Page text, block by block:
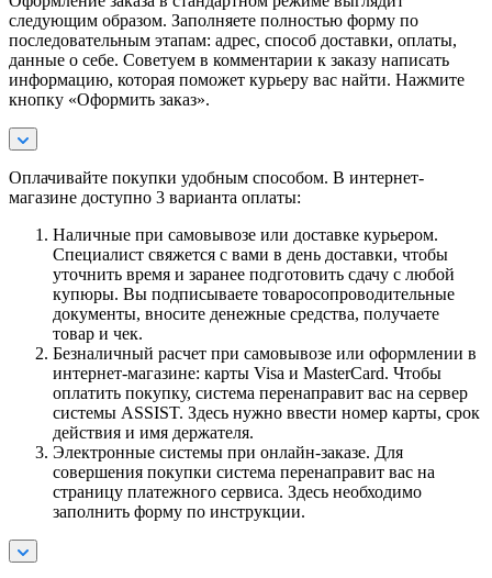
следующим образом. Заполняете полностью форму по
последовательным этапам: адрес, способ доставки, оплаты,
данные о себе. Советуем в комментарии к заказу написать
информацию, которая поможет курьеру вас найти. Нажмите
кнопку «Оформить заказ».
Оплачивайте покупки удобным способом. В интернет-
магазине доступно 3 варианта оплаты:
Наличные при самовывозе или доставке курьером.
Специалист свяжется с вами в день доставки, чтобы
уточнить время и заранее подготовить сдачу с любой
купюры. Вы подписываете товаросопроводительные
документы, вносите денежные средства, получаете
товар и чек.
Безналичный расчет при самовывозе или оформлении в
интернет-магазине: карты Visa и MasterCard. Чтобы
оплатить покупку, система перенаправит вас на сервер
системы ASSIST. Здесь нужно ввести номер карты, срок
действия и имя держателя.
Электронные системы при онлайн-заказе. Для
совершения покупки система перенаправит вас на
страницу платежного сервиса. Здесь необходимо
заполнить форму по инструкции.